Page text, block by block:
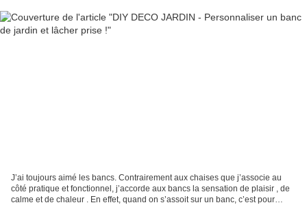
J’ai toujours aimé les bancs. Contrairement aux chaises que j’associe au
côté pratique et fonctionnel, j’accorde aux bancs la sensation de plaisir , de
calme et de chaleur . En effet, quand on s’assoit sur un banc, c’est pour